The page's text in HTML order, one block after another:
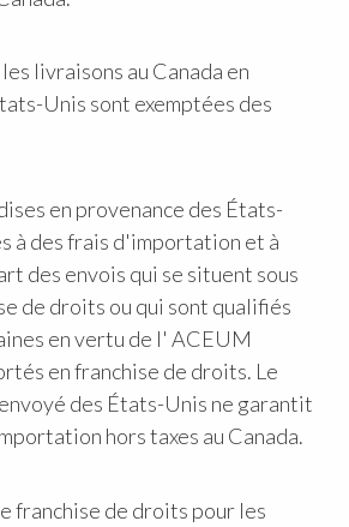
livraisons au Canada en
Unis sont exemptées des
en provenance des États-
à des frais d'importation et à
des envois qui se situent sous
de droits ou qui sont qualifiés
en vertu de l' ACEUM
en franchise de droits. Le
des États-Unis ne garantit
hors taxes au Canada.
franchise de droits pour les